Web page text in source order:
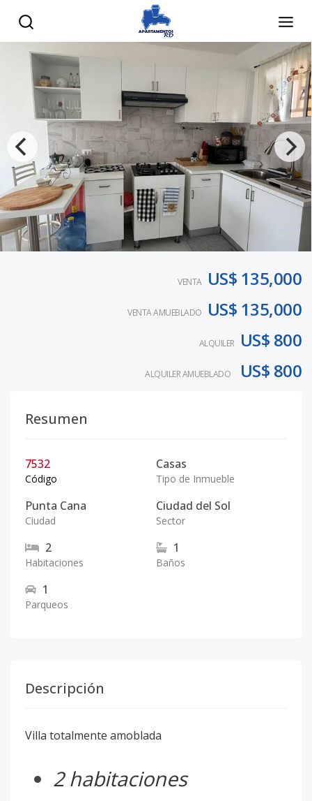
VENTA US$ 135,000
VENTA AMUEBLADO US$ 135,000
ALQUILER US$ 800
ALQUILER AMUEBLADO US$ 800
Resumen
7532
Código
Casas
Tipo de Inmueble
Punta Cana
Ciudad
Ciudad del Sol
Sector
2
Habitaciones
1
Baños
1
Parqueos
Descripción
Villa totalmente amoblada
2 habitaciones